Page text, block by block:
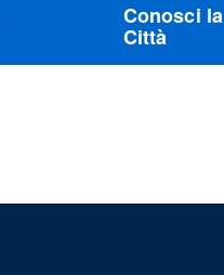
Conosci la
Città